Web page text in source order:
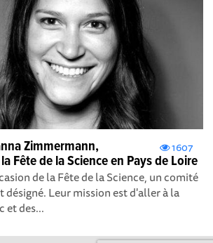
1607
Zimmermann,
Fête de la Science en Pays de Loire
de la Fête de la Science, un comité
désigné. Leur mission est d'aller à la
et des...